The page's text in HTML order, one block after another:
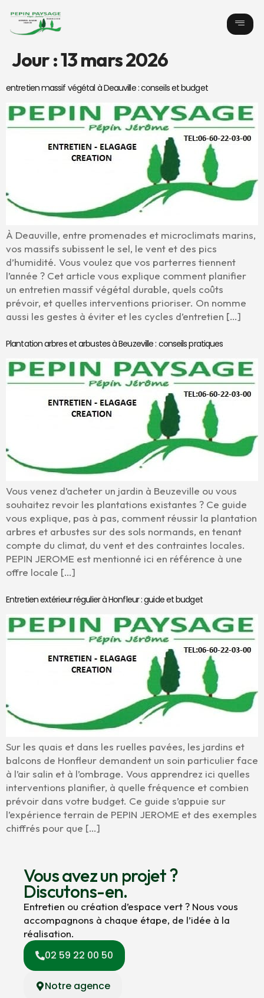
Jour :13 mars 2026
entretien massif végétal à Deauville : conseils et budget
À Deauville, entre promenades et microclimats marins,
vos massifs subissent le sel, le vent et des pics
d’humidité. Vous voulez que vos parterres tiennent
l’année ? Cet article vous explique comment planifier
un entretien massif végétal durable, quels coûts
prévoir, et quelles interventions prioriser. On nomme
aussi les gestes à éviter et les cycles d’entretien […]
Plantation arbres et arbustes à Beuzeville : conseils pratiques
Vous venez d’acheter un jardin à Beuzeville ou vous
souhaitez revoir les plantations existantes ? Ce guide
vous explique, pas à pas, comment réussir la plantation
arbres et arbustes sur des sols normands, en tenant
compte du climat, du vent et des contraintes locales.
PEPIN JEROME est mentionné ici en référence à une
offre locale […]
Entretien extérieur régulier à Honfleur : guide et budget
Sur les quais et dans les ruelles pavées, les jardins et
balcons de Honfleur demandent un soin particulier face
à l’air salin et à l’ombrage. Vous apprendrez ici quelles
interventions planifier, à quelle fréquence et combien
prévoir dans votre budget. Ce guide s’appuie sur
l’expérience terrain de PEPIN JEROME et des exemples
chiffrés pour que […]
Vous avez un projet ?
Discutons-en.
Entretien ou création d’espace vert ? Nous vous
accompagnons à chaque étape, de l’idée à la
réalisation.
02 59 22 00 50
Notre agence